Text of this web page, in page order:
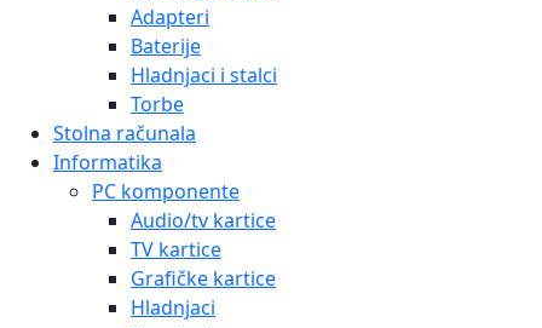
Adapteri
Baterije
Hladnjaci i stalci
Torbe
Stolna računala
Informatika
PC komponente
Audio/tv kartice
TV kartice
Grafičke kartice
Hladnjaci